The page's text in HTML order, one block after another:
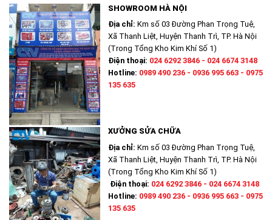
SHOWROOM HÀ NỘI
Địa chỉ: Km số 03 Đường Phan Trọng Tuệ,
Xã Thanh Liệt, Huyện Thanh Trì, TP. Hà Nội
(Trong Tổng Kho Kim Khí Số 1)
Điện thoại: 024 6292 3846 - 024 6674 3148
Hotline: 0989 490 236 - 0936 995 663 - 0975
135 635
XƯỞNG SỬA CHỮA
Địa chỉ: Km số 03 Đường Phan Trọng Tuệ,
Xã Thanh Liệt, Huyện Thanh Trì, TP. Hà Nội
(Trong Tổng Kho Kim Khí Số 1)
Điện thoại: 024 6292 3846 - 024 6674 3148
Hotline: 0989 490 236 - 0936 995 663 - 0975
135 635